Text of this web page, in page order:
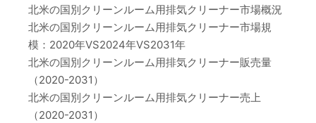
北米の国別クリーンルーム用排気クリーナー市場概況
北米の国別クリーンルーム用排気クリーナー市場規
模：2020年VS2024年VS2031年
北米の国別クリーンルーム用排気クリーナー販売量
（2020-2031）
北米の国別クリーンルーム用排気クリーナー売上
（2020-2031）